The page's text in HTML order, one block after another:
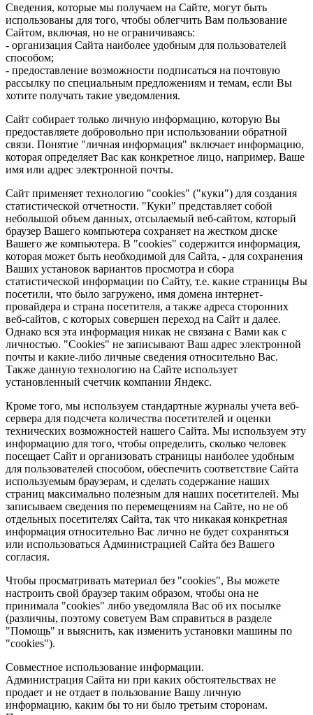
Сведения, которые мы получаем на Сайте, могут быть
использованы для того, чтобы облегчить Вам пользование
Сайтом, включая, но не ограничиваясь:
- организация Сайта наиболее удобным для пользователей
способом;
- предоставление возможности подписаться на почтовую
рассылку по специальным предложениям и темам, если Вы
хотите получать такие уведомления.
Сайт собирает только личную информацию, которую Вы
предоставляете добровольно при использовании обратной
связи. Понятие "личная информация" включает информацию,
которая определяет Вас как конкретное лицо, например, Ваше
имя или адрес электронной почты.
Сайт применяет технологию "cookies" ("куки") для создания
статистической отчетности. "Куки" представляет собой
небольшой объем данных, отсылаемый веб-сайтом, который
браузер Вашего компьютера сохраняет на жестком диске
Вашего же компьютера. В "cookies" содержится информация,
которая может быть необходимой для Сайта, - для сохранения
Ваших установок вариантов просмотра и сбора
статистической информации по Сайту, т.е. какие страницы Вы
посетили, что было загружено, имя домена интернет-
провайдера и страна посетителя, а также адреса сторонних
веб-сайтов, с которых совершен переход на Сайт и далее.
Однако вся эта информация никак не связана с Вами как с
личностью. "Cookies" не записывают Ваш адрес электронной
почты и какие-либо личные сведения относительно Вас.
Также данную технологию на Сайте использует
установленный счетчик компании Яндекс.
Кроме того, мы используем стандартные журналы учета веб-
сервера для подсчета количества посетителей и оценки
технических возможностей нашего Сайта. Мы используем эту
информацию для того, чтобы определить, сколько человек
посещает Сайт и организовать страницы наиболее удобным
для пользователей способом, обеспечить соответствие Сайта
используемым браузерам, и сделать содержание наших
страниц максимально полезным для наших посетителей. Мы
записываем сведения по перемещениям на Сайте, но не об
отдельных посетителях Сайта, так что никакая конкретная
информация относительно Вас лично не будет сохраняться
или использоваться Администрацией Сайта без Вашего
согласия.
Чтобы просматривать материал без "cookies", Вы можете
настроить свой браузер таким образом, чтобы она не
принимала "cookies" либо уведомляла Вас об их посылке
(различны, поэтому советуем Вам справиться в разделе
"Помощь" и выяснить, как изменить установки машины по
"cookies").
Совместное использование информации.
Администрация Сайта ни при каких обстоятельствах не
продает и не отдает в пользование Вашу личную
информацию, каким бы то ни было третьим сторонам.